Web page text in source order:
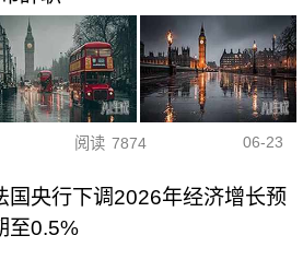
阅读 7874 06-23
国央行下调2026年经济增长预
至0.5%